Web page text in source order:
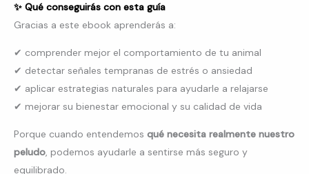
✨ Qué conseguirás con esta guía
Gracias a este ebook aprenderás a:
✔ comprender mejor el comportamiento de tu animal
✔ detectar señales tempranas de estrés o ansiedad
✔ aplicar estrategias naturales para ayudarle a relajarse
✔ mejorar su bienestar emocional y su calidad de vida
Porque cuando entendemos qué necesita realmente nuestro
peludo, podemos ayudarle a sentirse más seguro y
equilibrado.